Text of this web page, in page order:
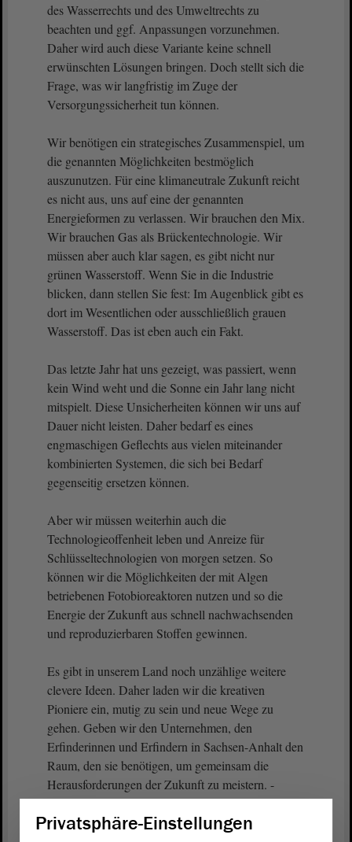
des Wasserrechts und des Umweltrechts zu
beachten und ggf. Anpassungen vorzunehmen.
Daher wird auch diese Variante keine schnell
erwünschten Lösungen bringen. Doch stellt sich die
Frage, was wir langfristig im Zuge der
Versorgungssicherheit tun können.
Wir benötigen ein strategisches Zusammenspiel, um
die genannten Möglichkeiten bestmöglich
auszunutzen. Für eine klimaneutrale Zukunft reicht
es nicht aus, uns auf eine der genannten
Energieformen zu verlassen. Wir brauchen den Mix.
Wir brauchen Gas als Brückentechnologie. Wir
müssen aber auch klar sagen, es gibt nicht nur
grünen Wasserstoff. Wenn Sie in die Industrie
blicken, dann stellen Sie fest: Im Augenblick gibt es
dort im Wesentlichen oder ausschließlich grauen
Wasserstoff. Das ist eben auch ein Fakt.
Das letzte Jahr hat uns gezeigt, was passiert, wenn
kein Wind weht und die Sonne ein Jahr lang nicht
mitspielt. Diese Unsicherheiten können wir uns auf
Dauer nicht leisten. Daher bedarf es eines
engmaschigen Geflechts aus vielen miteinander
kombinierten Systemen, die sich bei Bedarf
gegenseitig ersetzen können.
Aber wir müssen weiterhin auch die
Technologieoffenheit leben und Anreize für
Schlüsseltechnologien von morgen setzen. So
können wir die Möglichkeiten der mit Algen
betriebenen Fotobioreaktoren nutzen und so die
Energie der Zukunft aus schnell nachwachsenden
und reproduzierbaren Stoffen gewinnen.
Es gibt in unserem Land noch unzählige weitere
clevere Ideen. Daher laden wir die kreativen
Pioniere ein, mutig zu sein und neue Wege zu
gehen. Geben wir den Unternehmen, den
Erfinderinnen und Erfindern in Sachsen-Anhalt den
Raum, den sie benötigen, um gemeinsam die
Herausforderungen der Zukunft zu meistern. -
Vielen Dank, meine Damen und Herren.
Privatsphäre-Einstellungen